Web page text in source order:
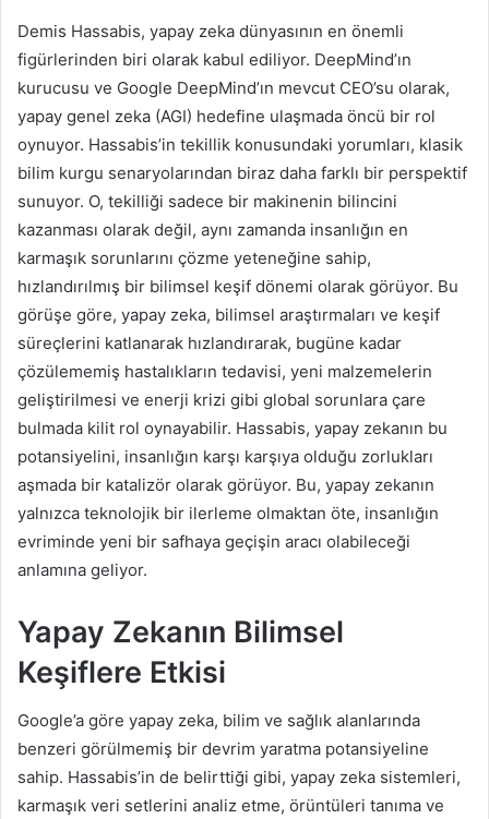
Demis Hassabis, yapay zeka dünyasının en önemli
figürlerinden biri olarak kabul ediliyor. DeepMind’ın
kurucusu ve Google DeepMind’ın mevcut CEO’su olarak,
yapay genel zeka (AGI) hedefine ulaşmada öncü bir rol
oynuyor. Hassabis’in tekillik konusundaki yorumları, klasik
bilim kurgu senaryolarından biraz daha farklı bir perspektif
sunuyor. O, tekilliği sadece bir makinenin bilincini
kazanması olarak değil, aynı zamanda insanlığın en
karmaşık sorunlarını çözme yeteneğine sahip,
hızlandırılmış bir bilimsel keşif dönemi olarak görüyor. Bu
görüşe göre, yapay zeka, bilimsel araştırmaları ve keşif
süreçlerini katlanarak hızlandırarak, bugüne kadar
çözülememiş hastalıkların tedavisi, yeni malzemelerin
geliştirilmesi ve enerji krizi gibi global sorunlara çare
bulmada kilit rol oynayabilir. Hassabis, yapay zekanın bu
potansiyelini, insanlığın karşı karşıya olduğu zorlukları
aşmada bir katalizör olarak görüyor. Bu, yapay zekanın
yalnızca teknolojik bir ilerleme olmaktan öte, insanlığın
evriminde yeni bir safhaya geçişin aracı olabileceği
anlamına geliyor.
Yapay Zekanın Bilimsel
Keşiflere Etkisi
Google’a göre yapay zeka, bilim ve sağlık alanlarında
benzeri görülmemiş bir devrim yaratma potansiyeline
sahip. Hassabis’in de belirttiği gibi, yapay zeka sistemleri,
karmaşık veri setlerini analiz etme, örüntüleri tanıma ve